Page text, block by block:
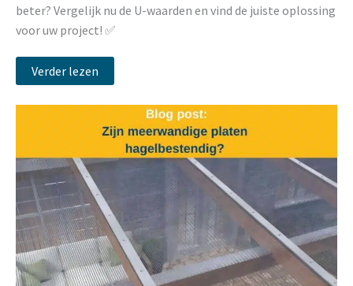
beter? Vergelijk nu de U-waarden en vind de juiste oplossing
voor uw project! ✅
Verder lezen